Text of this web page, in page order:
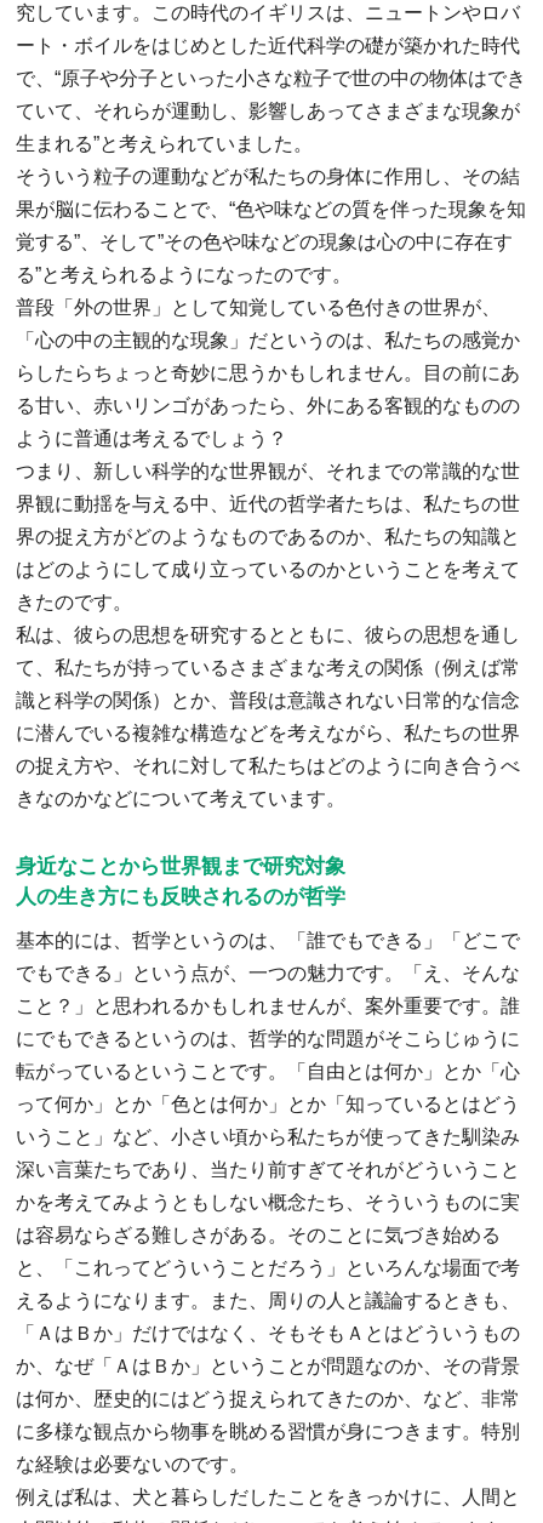
究しています。この時代のイギリスは、ニュートンやロバ
ート・ボイルをはじめとした近代科学の礎が築かれた時代
で、“原子や分子といった小さな粒子で世の中の物体はでき
ていて、それらが運動し、影響しあってさまざまな現象が
生まれる”と考えられていました。
そういう粒子の運動などが私たちの身体に作用し、その結
果が脳に伝わることで、“色や味などの質を伴った現象を知
覚する”、そして”その色や味などの現象は心の中に存在す
る”と考えられるようになったのです。
普段「外の世界」として知覚している色付きの世界が、
「心の中の主観的な現象」だというのは、私たちの感覚か
らしたらちょっと奇妙に思うかもしれません。目の前にあ
る甘い、赤いリンゴがあったら、外にある客観的なものの
ように普通は考えるでしょう？
つまり、新しい科学的な世界観が、それまでの常識的な世
界観に動揺を与える中、近代の哲学者たちは、私たちの世
界の捉え方がどのようなものであるのか、私たちの知識と
はどのようにして成り立っているのかということを考えて
きたのです。
私は、彼らの思想を研究するとともに、彼らの思想を通し
て、私たちが持っているさまざまな考えの関係（例えば常
識と科学の関係）とか、普段は意識されない日常的な信念
に潜んでいる複雑な構造などを考えながら、私たちの世界
の捉え方や、それに対して私たちはどのように向き合うべ
きなのかなどについて考えています。
身近なことから世界観まで研究対象
人の生き方にも反映されるのが哲学
基本的には、哲学というのは、「誰でもできる」「どこで
でもできる」という点が、一つの魅力です。「え、そんな
こと？」と思われるかもしれませんが、案外重要です。誰
にでもできるというのは、哲学的な問題がそこらじゅうに
転がっているということです。「自由とは何か」とか「心
って何か」とか「色とは何か」とか「知っているとはどう
いうこと」など、小さい頃から私たちが使ってきた馴染み
深い言葉たちであり、当たり前すぎてそれがどういうこと
かを考えてみようともしない概念たち、そういうものに実
は容易ならざる難しさがある。そのことに気づき始める
と、「これってどういうことだろう」といろんな場面で考
えるようになります。また、周りの人と議論するときも、
「ＡはＢか」だけではなく、そもそもＡとはどういうもの
か、なぜ「ＡはＢか」ということが問題なのか、その背景
は何か、歴史的にはどう捉えられてきたのか、など、非常
に多様な観点から物事を眺める習慣が身につきます。特別
な経験は必要ないのです。
例えば私は、犬と暮らしだしたことをきっかけに、人間と